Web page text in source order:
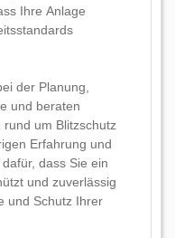
Ihre Anlage
der Planung,
und beraten
um Blitzschutz
Erfahrung und
dass Sie ein
und zuverlässig
und Schutz Ihrer